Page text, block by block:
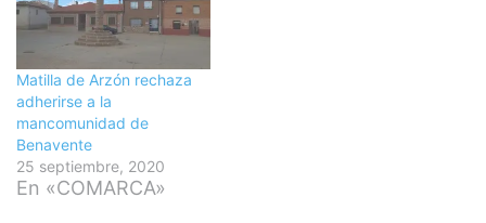
Matilla de Arzón rechaza
adherirse a la
mancomunidad de
Benavente
25 septiembre, 2020
En «COMARCA»